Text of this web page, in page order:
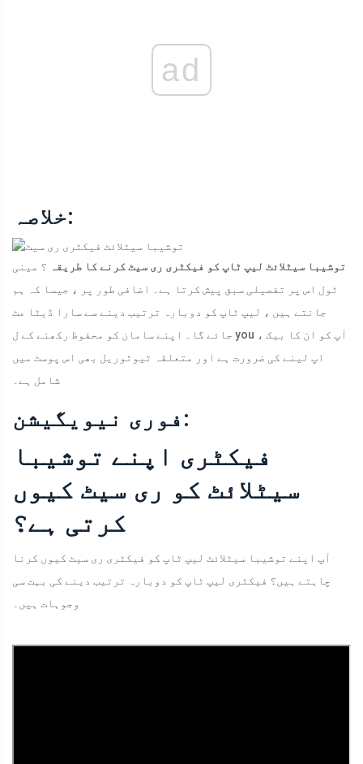
ad
خلاصہ:
توشیبا سیٹلائٹ لیپ ٹاپ کو فیکٹری ری سیٹ کرنے کا طریقہ ؟ مینی
ٹول اس پر تفصیلی سبق پیش کرتا ہے۔ اضافی طور پر ، جیسا کہ ہم
جانتے ہیں ، لیپ ٹاپ کو دوبارہ ترتیب دینے سے سارا ڈیٹا مٹ
جائے گا۔ اپنے سامان کو محفوظ رکھنے کے ل you ، آپ کو ان کا بیک
اپ لینے کی ضرورت ہے اور متعلقہ ٹیوٹوریل بھی اس پوسٹ میں
شامل ہے۔
فوری نیویگیشن:
فیکٹری اپنے توشیبا
سیٹلائٹ کو ری سیٹ کیوں
کرتی ہے؟
آپ اپنے توشیبا سیٹلائٹ لیپ ٹاپ کو فیکٹری ری سیٹ کیوں کرنا
چاہتے ہیں؟ فیکٹری لیپ ٹاپ کو دوبارہ ترتیب دینے کی بہت سی
وجوہات ہیں۔